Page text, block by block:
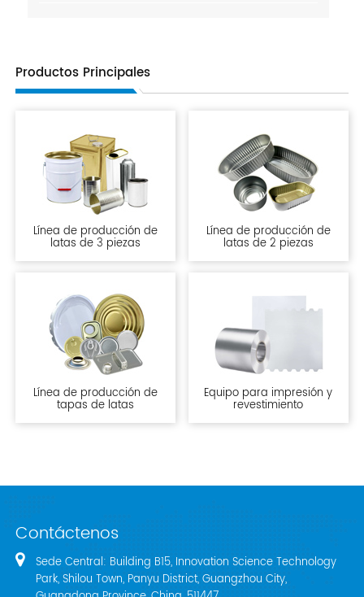
Productos Principales
Línea de producción de
latas de 3 piezas
Línea de producción de
latas de 2 piezas
Línea de producción de
tapas de latas
Equipo para impresión y
revestimiento
Contáctenos
Sede Central: Building B15, Innovation Science Technology
Park, Shilou Town, Panyu District, Guangzhou City,